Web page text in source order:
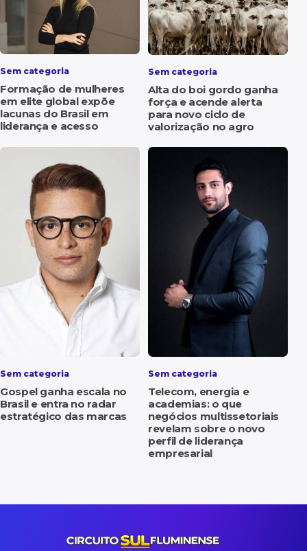
Sem categoria
Formação de mulheres
em elite global expõe
lacunas do Brasil em
liderança e acesso
Sem categoria
Alta do boi gordo ganha
força e acende alerta
para novo ciclo de
valorização no agro
Sem categoria
Gospel ganha escala no
Brasil e entra no radar
estratégico das marcas
Sem categoria
Telecom, energia e
academias: o que
negócios multissetoriais
revelam sobre o novo
perfil de liderança
empresarial